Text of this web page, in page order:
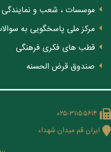
موسسات ، شعب و نمایندگی
مرکز ملی پاسخگویی به
قطب های فکری فرهنگی
صندوق قرض الحسنه
۰۲۵-۳۱۱۵۵۶۱۴
ایران قم میدان شهداء